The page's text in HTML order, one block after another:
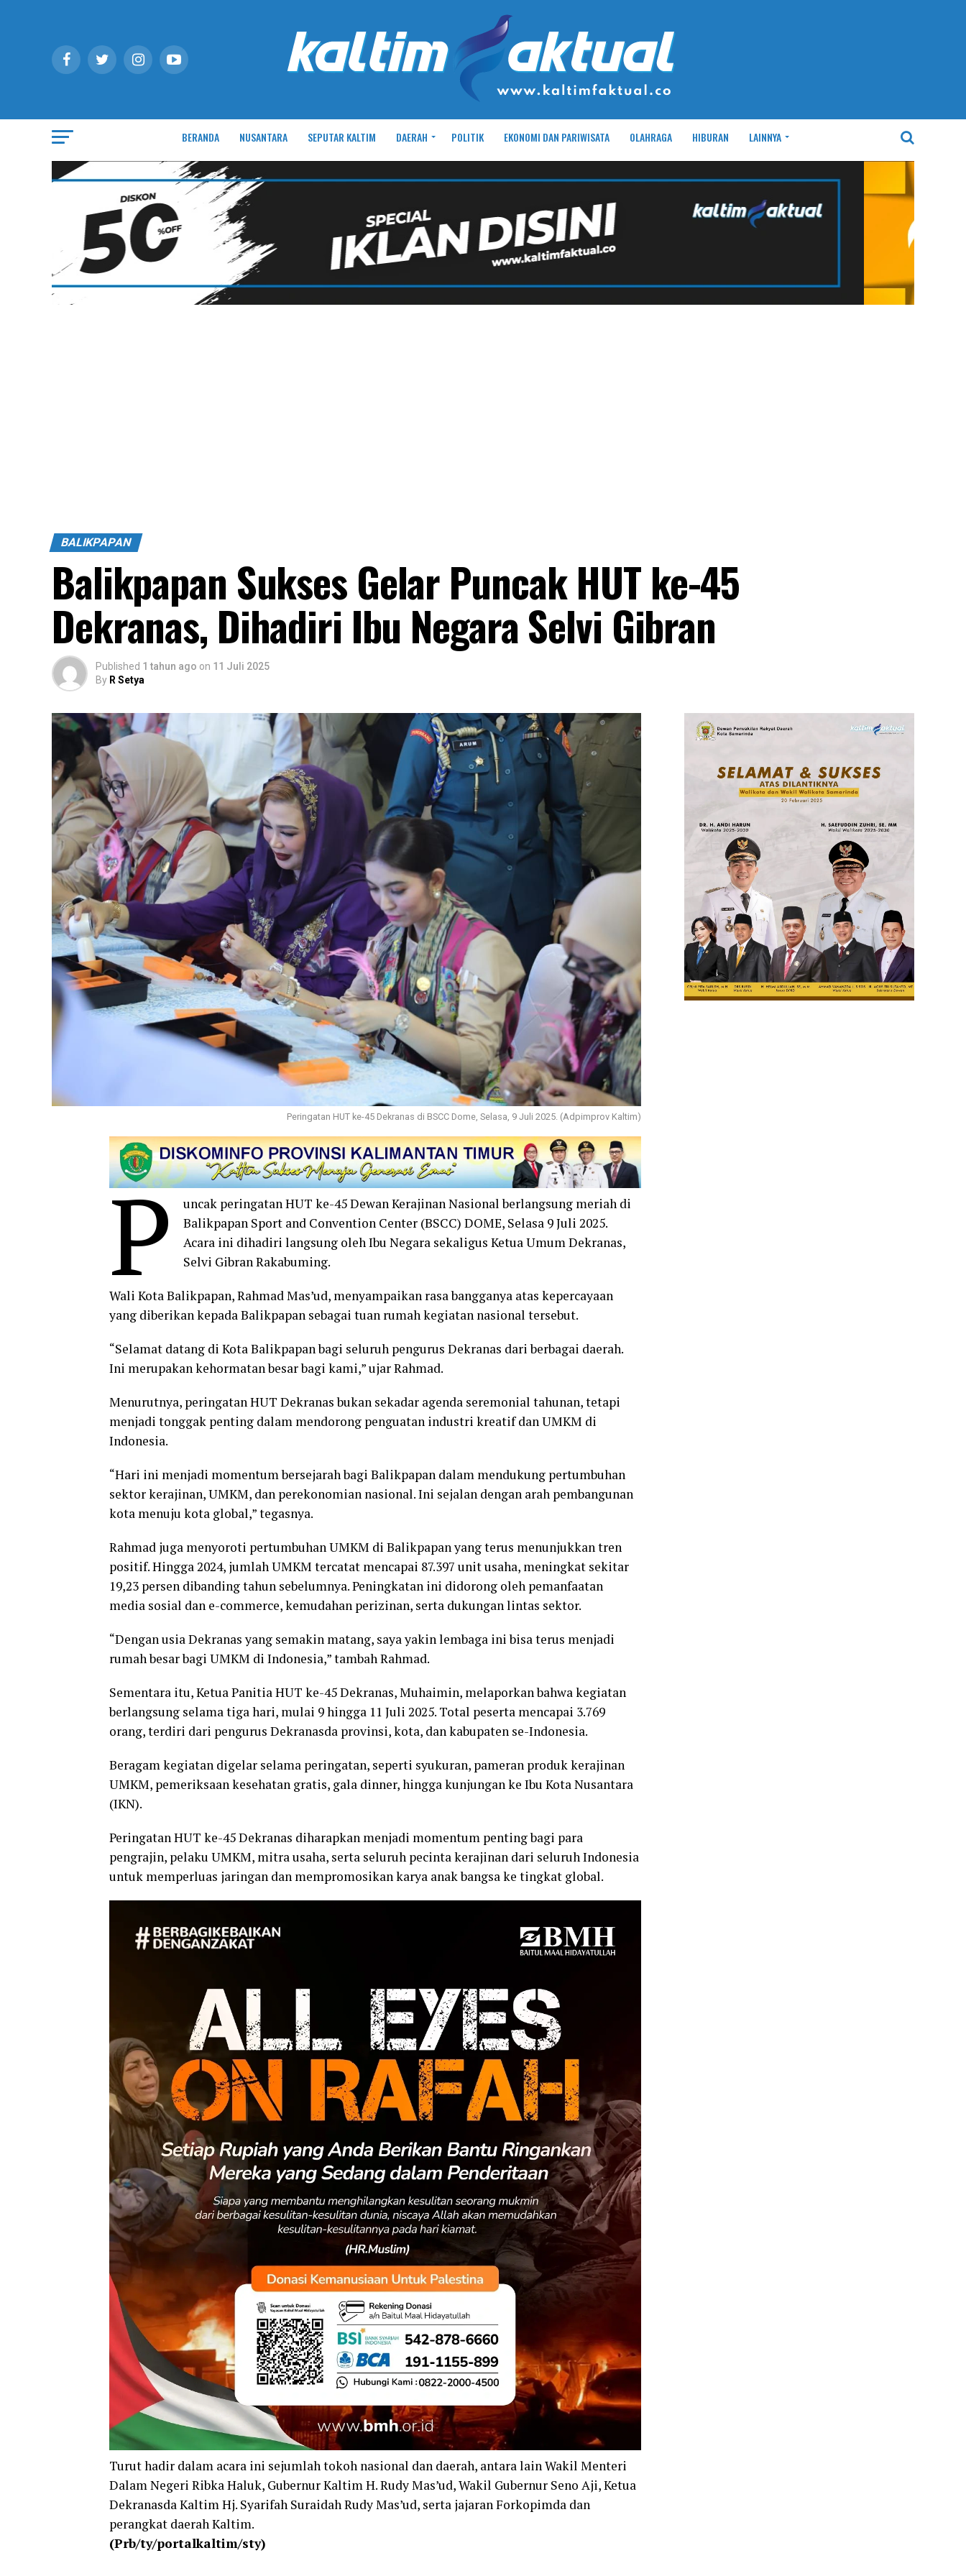
BERANDA NUSANTARA SEPUTAR KALTIM DAERAH POLITIK EKONOMI DAN PARIWISATA OLAHRAGA HIBURAN LAINNYA
BALIKPAPAN
Balikpapan Sukses Gelar Puncak HUT ke-45
Dekranas, Dihadiri Ibu Negara Selvi Gibran
Published 1 tahun ago on 11 Juli 2025
By R Setya
Peringatan HUT ke-45 Dekranas di BSCC Dome, Selasa, 9 Juli 2025. (Adpimprov Kaltim)
P
uncak peringatan HUT ke-45 Dewan Kerajinan Nasional berlangsung meriah di
Balikpapan Sport and Convention Center (BSCC) DOME, Selasa 9 Juli 2025.
Acara ini dihadiri langsung oleh Ibu Negara sekaligus Ketua Umum Dekranas,
Selvi Gibran Rakabuming.
Wali Kota Balikpapan, Rahmad Mas’ud, menyampaikan rasa bangganya atas kepercayaan
yang diberikan kepada Balikpapan sebagai tuan rumah kegiatan nasional tersebut.
“Selamat datang di Kota Balikpapan bagi seluruh pengurus Dekranas dari berbagai daerah.
Ini merupakan kehormatan besar bagi kami,” ujar Rahmad.
Menurutnya, peringatan HUT Dekranas bukan sekadar agenda seremonial tahunan, tetapi
menjadi tonggak penting dalam mendorong penguatan industri kreatif dan UMKM di
Indonesia.
“Hari ini menjadi momentum bersejarah bagi Balikpapan dalam mendukung pertumbuhan
sektor kerajinan, UMKM, dan perekonomian nasional. Ini sejalan dengan arah pembangunan
kota menuju kota global,” tegasnya.
Rahmad juga menyoroti pertumbuhan UMKM di Balikpapan yang terus menunjukkan tren
positif. Hingga 2024, jumlah UMKM tercatat mencapai 87.397 unit usaha, meningkat sekitar
19,23 persen dibanding tahun sebelumnya. Peningkatan ini didorong oleh pemanfaatan
media sosial dan e-commerce, kemudahan perizinan, serta dukungan lintas sektor.
“Dengan usia Dekranas yang semakin matang, saya yakin lembaga ini bisa terus menjadi
rumah besar bagi UMKM di Indonesia,” tambah Rahmad.
Sementara itu, Ketua Panitia HUT ke-45 Dekranas, Muhaimin, melaporkan bahwa kegiatan
berlangsung selama tiga hari, mulai 9 hingga 11 Juli 2025. Total peserta mencapai 3.769
orang, terdiri dari pengurus Dekranasda provinsi, kota, dan kabupaten se-Indonesia.
Beragam kegiatan digelar selama peringatan, seperti syukuran, pameran produk kerajinan
UMKM, pemeriksaan kesehatan gratis, gala dinner, hingga kunjungan ke Ibu Kota Nusantara
(IKN).
Peringatan HUT ke-45 Dekranas diharapkan menjadi momentum penting bagi para
pengrajin, pelaku UMKM, mitra usaha, serta seluruh pecinta kerajinan dari seluruh Indonesia
untuk memperluas jaringan dan mempromosikan karya anak bangsa ke tingkat global.
Turut hadir dalam acara ini sejumlah tokoh nasional dan daerah, antara lain Wakil Menteri
Dalam Negeri Ribka Haluk, Gubernur Kaltim H. Rudy Mas’ud, Wakil Gubernur Seno Aji, Ketua
Dekranasda Kaltim Hj. Syarifah Suraidah Rudy Mas’ud, serta jajaran Forkopimda dan
perangkat daerah Kaltim.
(Prb/ty/portalkaltim/sty)